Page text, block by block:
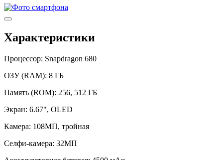
Характеристики
Процессор: Snapdragon 680
ОЗУ (RAM): 8 ГБ
Память (ROM): 256, 512 ГБ
Экран: 6.67", OLED
Камера: 108МП, тройная
Селфи-камера: 32МП